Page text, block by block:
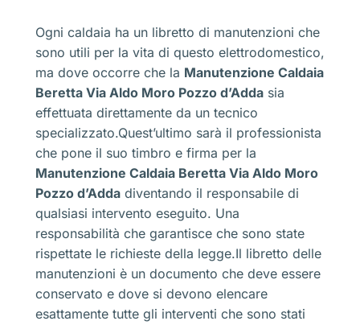
Ogni caldaia ha un libretto di manutenzioni che
sono utili per la vita di questo elettrodomestico,
ma dove occorre che la Manutenzione Caldaia
Beretta Via Aldo Moro Pozzo d’Adda sia
effettuata direttamente da un tecnico
specializzato.Quest’ultimo sarà il professionista
che pone il suo timbro e firma per la
Manutenzione Caldaia Beretta Via Aldo Moro
Pozzo d’Adda diventando il responsabile di
qualsiasi intervento eseguito. Una
responsabilità che garantisce che sono state
rispettate le richieste della legge.Il libretto delle
manutenzioni è un documento che deve essere
conservato e dove si devono elencare
esattamente tutte gli interventi che sono stati